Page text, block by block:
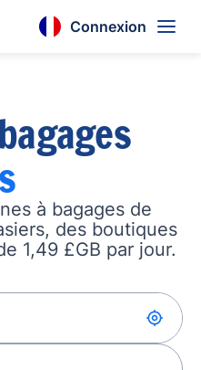
Connexion
à bagages de
des boutiques
1,49 £GB par jour.